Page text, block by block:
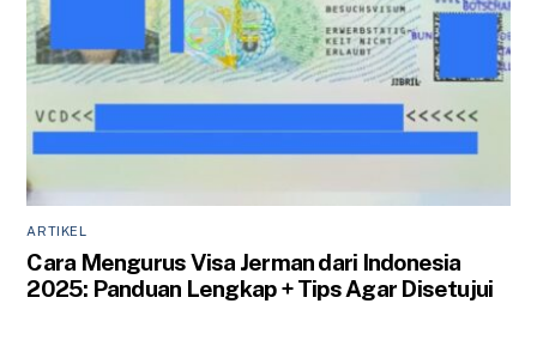
ARTIKEL
Cara Mengurus Visa Jerman dari Indonesia
2025: Panduan Lengkap + Tips Agar Disetujui